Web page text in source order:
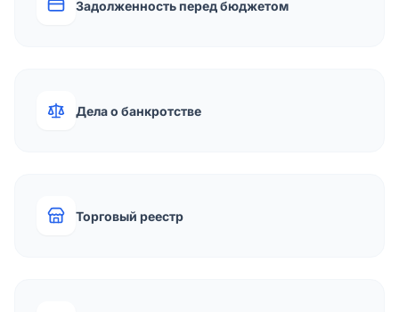
Задолженность перед бюджетом
Дела о банкротстве
Торговый реестр